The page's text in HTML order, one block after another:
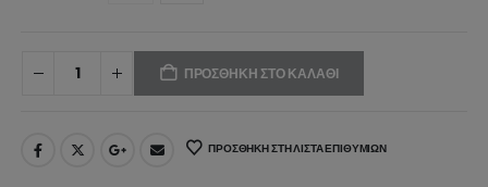
ΠΡΟΣΘΉΚΗ ΣΤΟ ΚΑΛΆΘΙ
ΠΡΟΣΘΉΚΗ ΣΤΗ ΛΊΣΤΑ ΕΠΙΘΥΜΙΏΝ